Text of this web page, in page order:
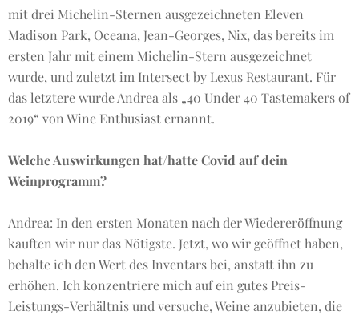
mit drei Michelin-Sternen ausgezeichneten Eleven
Madison Park, Oceana, Jean-Georges, Nix, das bereits im
ersten Jahr mit einem Michelin-Stern ausgezeichnet
wurde, und zuletzt im Intersect by Lexus Restaurant. Für
das letztere wurde Andrea als „40 Under 40 Tastemakers of
2019“ von Wine Enthusiast ernannt.
Welche Auswirkungen hat/hatte Covid auf dein
Weinprogramm?
Andrea: In den ersten Monaten nach der Wiedereröffnung
kauften wir nur das Nötigste. Jetzt, wo wir geöffnet haben,
behalte ich den Wert des Inventars bei, anstatt ihn zu
erhöhen. Ich konzentriere mich auf ein gutes Preis-
Leistungs-Verhältnis und versuche, Weine anzubieten, die